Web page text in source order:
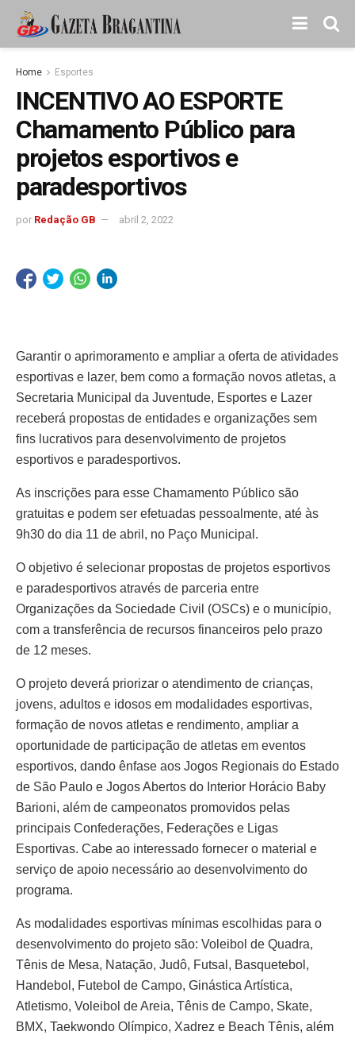
Home Esportes
INCENTIVO AO ESPORTE
Chamamento Público para
projetos esportivos e
paradesportivos
por Redação GB abril 2, 2022
Garantir o aprimoramento e ampliar a oferta de atividades
esportivas e lazer, bem como a formação novos atletas, a
Secretaria Municipal da Juventude, Esportes e Lazer
receberá propostas de entidades e organizações sem
fins lucrativos para desenvolvimento de projetos
esportivos e paradesportivos.
As inscrições para esse Chamamento Público são
gratuitas e podem ser efetuadas pessoalmente, até às
9h30 do dia 11 de abril, no Paço Municipal.
O objetivo é selecionar propostas de projetos esportivos
e paradesportivos através de parceria entre
Organizações da Sociedade Civil (OSCs) e o município,
com a transferência de recursos financeiros pelo prazo
de 12 meses.
O projeto deverá priorizar o atendimento de crianças,
jovens, adultos e idosos em modalidades esportivas,
formação de novos atletas e rendimento, ampliar a
oportunidade de participação de atletas em eventos
esportivos, dando ênfase aos Jogos Regionais do Estado
de São Paulo e Jogos Abertos do Interior Horácio Baby
Barioni, além de campeonatos promovidos pelas
principais Confederações, Federações e Ligas
Esportivas. Cabe ao interessado fornecer o material e
serviço de apoio necessário ao desenvolvimento do
programa.
As modalidades esportivas mínimas escolhidas para o
desenvolvimento do projeto são: Voleibol de Quadra,
Tênis de Mesa, Natação, Judô, Futsal, Basquetebol,
Handebol, Futebol de Campo, Ginástica Artística,
Atletismo, Voleibol de Areia, Tênis de Campo, Skate,
BMX, Taekwondo Olímpico, Xadrez e Beach Tênis, além